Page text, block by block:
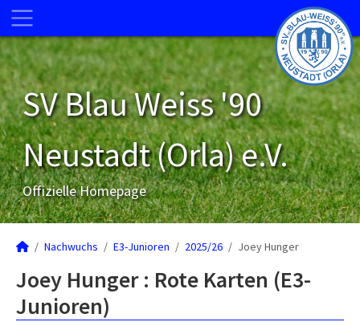
SV Blau Weiss '90
Neustadt (Orla) e.V.
Offizielle Homepage
Nachwuchs E3-Junioren 2025/26 Joey Hunger
Joey Hunger : Rote Karten (E3-
Junioren)